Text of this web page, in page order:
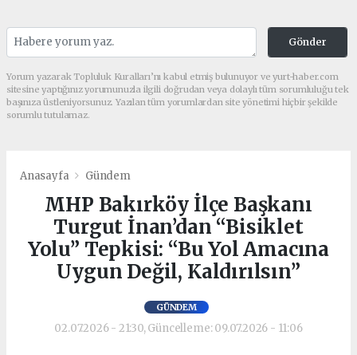
Gönder
Yorum yazarak Topluluk Kuralları’nı kabul etmiş bulunuyor ve yurt-haber.com
sitesine yaptığınız yorumunuzla ilgili doğrudan veya dolaylı tüm sorumluluğu tek
başınıza üstleniyorsunuz. Yazılan tüm yorumlardan site yönetimi hiçbir şekilde
sorumlu tutulamaz.
Anasayfa Gündem
MHP Bakırköy İlçe Başkanı
Turgut İnan’dan “Bisiklet
Yolu” Tepkisi: “Bu Yol Amacına
Uygun Değil, Kaldırılsın”
GÜNDEM
02.07.2026 - 21:30, Güncelleme: 09.07.2026 - 11:06